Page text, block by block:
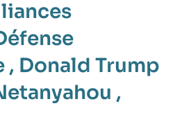
, Donald Trump
,